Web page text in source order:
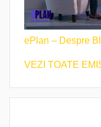
ePlan – Despre
VEZI TOATE